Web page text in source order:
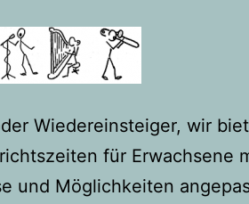
Wiedereinsteiger, wir
für Erwachsene
und Möglichkeiten